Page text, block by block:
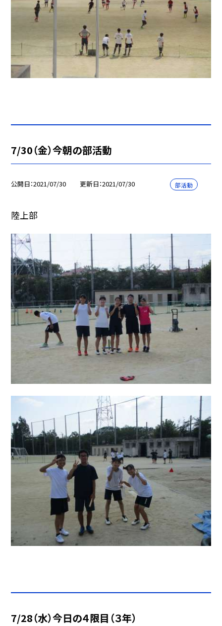
7/30（金）今朝の部活動
公開日 2021/07/30 更新日 2021/07/30 部活動
陸上部
7/28（水）今日の４限目（３年）